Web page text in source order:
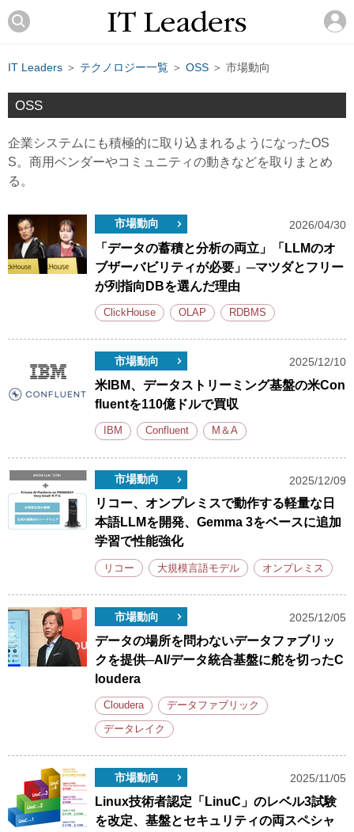
IT Leaders ＞ テクノロジー一覧 ＞ OSS ＞ 市場動向
OSS
企業システムにも積極的に取り込まれるようになったOS
S。商用ベンダーやコミュニティの動きなどを取りまとめ
る。
市場動向 2026/04/30
「データの蓄積と分析の両立」「LLMのオ
ブザーバビリティが必要」─マツダとフリー
が列指向DBを選んだ理由
ClickHouse OLAP RDBMS
市場動向 2025/12/10
米IBM、データストリーミング基盤の米Con
fluentを110億ドルで買収
IBM Confluent M＆A
市場動向 2025/12/09
リコー、オンプレミスで動作する軽量な日
本語LLMを開発、Gemma 3をベースに追加
学習で性能強化
リコー 大規模言語モデル オンプレミス
市場動向 2025/12/05
データの場所を問わないデータファブリッ
クを提供─AI/データ統合基盤に舵を切ったC
loudera
Cloudera データファブリック
データレイク
市場動向 2025/11/05
Linux技術者認定「LinuC」のレベル3試験
を改定、基盤とセキュリティの両スペシャ